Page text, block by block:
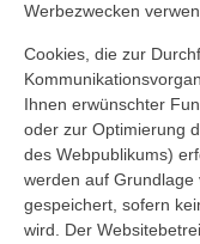
Werbezwecken
Cookies, die zur
Ihnen erwünschter
oder zur Optimierung
des Webpublikums)
werden auf Grundlage
gespeichert, sofern
wird. Der